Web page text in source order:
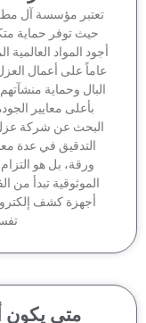
مؤسسة آل مطلق هي
حيث توفر حماية متكاملة
على أعمال العزل المائي
وحماية منشآتهم من
بأعلى معايير الجودة.
عن شركة عزل بالرياض
التدقيق في عدة معايير
ورقة، بل هو التزام
الموثوقية تبدأ من الفحص
أجهزة كشف إلكترونية
تفسد عمل
متى يكون أفضل